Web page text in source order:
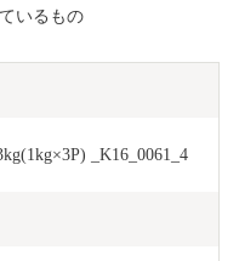
いるもの
_K16_0061_4